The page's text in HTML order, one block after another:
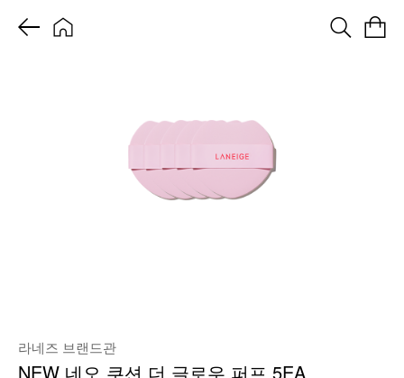
라네즈 브랜드관
NEW 네오 쿠션 더 글로우 퍼프 5EA